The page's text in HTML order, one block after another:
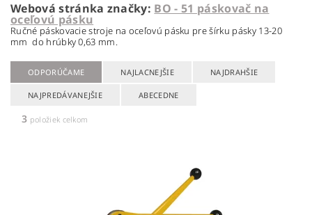
Webová stránka značky: BO - 51 páskovač na
oceľovú pásku
Ručné páskovacie stroje na oceľovú pásku pre šírku pásky 13-20
mm do hrúbky 0,63 mm.
ODPORÚČAME NAJLACNEJŠIE NAJDRAHŠIE
NAJPREDÁVANEJŠIE ABECEDNE
3 položiek celkom